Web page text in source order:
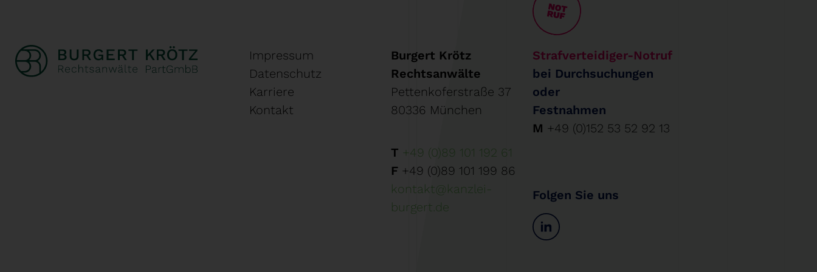
Impressum
Datenschutz
Karriere
Kontakt
Burgert Krötz
Rechtsanwälte
Pettenkoferstraße 37
80336 München
T +49 (0)89 101 192 61
F+49 (0)89 101 199 86
kontakt@kanzlei-
burgert.de
Strafverteidiger-Notruf
bei Durchsuchungen
oder
Festnahmen
M +49 (0)152 53 52 92 13
Folgen Sie uns